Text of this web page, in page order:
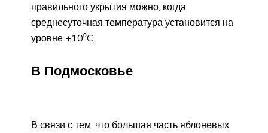
правильного укрытия можно, когда
среднесуточная температура установится на
уровне +10⁰C.
В Подмосковье
В связи с тем, что большая часть яблоневых